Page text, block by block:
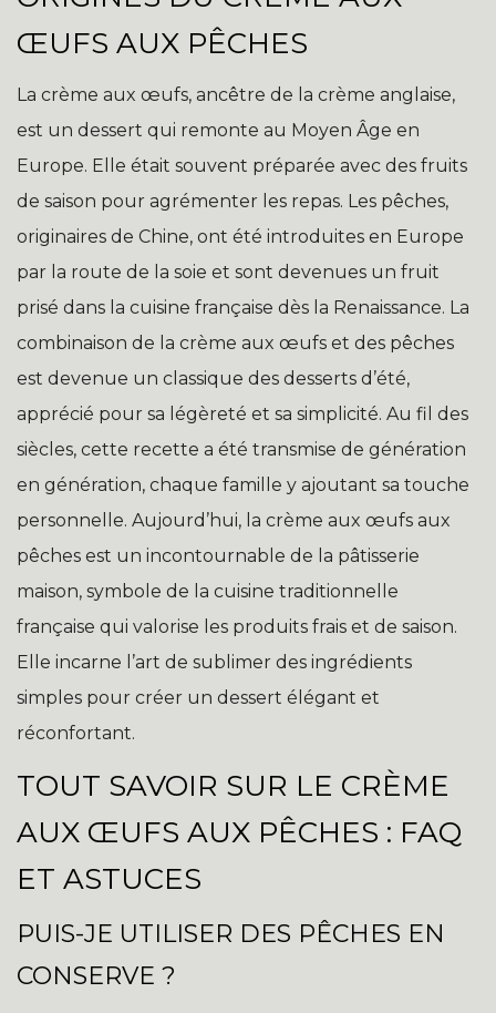
ŒUFS AUX PÊCHES
La crème aux œufs, ancêtre de la crème anglaise,
est un dessert qui remonte au Moyen Âge en
Europe. Elle était souvent préparée avec des fruits
de saison pour agrémenter les repas. Les pêches,
originaires de Chine, ont été introduites en Europe
par la route de la soie et sont devenues un fruit
prisé dans la cuisine française dès la Renaissance. La
combinaison de la crème aux œufs et des pêches
est devenue un classique des desserts d’été,
apprécié pour sa légèreté et sa simplicité. Au fil des
siècles, cette recette a été transmise de génération
en génération, chaque famille y ajoutant sa touche
personnelle. Aujourd’hui, la crème aux œufs aux
pêches est un incontournable de la pâtisserie
maison, symbole de la cuisine traditionnelle
française qui valorise les produits frais et de saison.
Elle incarne l’art de sublimer des ingrédients
simples pour créer un dessert élégant et
réconfortant.
TOUT SAVOIR SUR LE CRÈME
AUX ŒUFS AUX PÊCHES : FAQ
ET ASTUCES
PUIS-JE UTILISER DES PÊCHES EN
CONSERVE ?